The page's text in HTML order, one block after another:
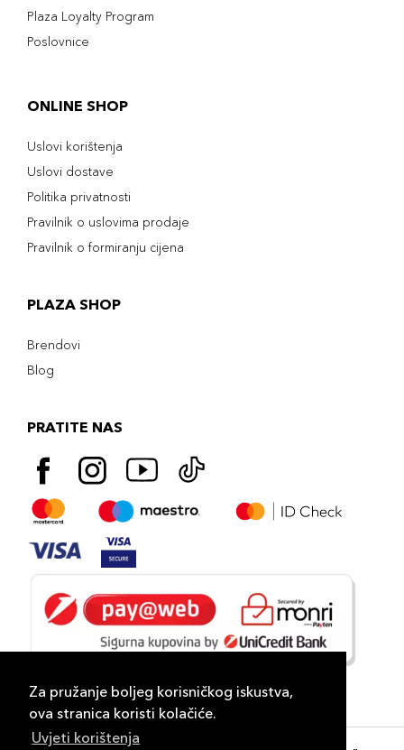
Za pružanje boljeg korisničkog iskustva,
ova stranica koristi kolačiće.
Uvjeti korištenja
Plaza Loyalty Program
Poslovnice
ONLINE SHOP
Uslovi korištenja
Uslovi dostave
Politika privatnosti
Pravilnik o uslovima prodaje
Pravilnik o formiranju cijena
PLAZA SHOP
Brendovi
Blog
PRATITE NAS